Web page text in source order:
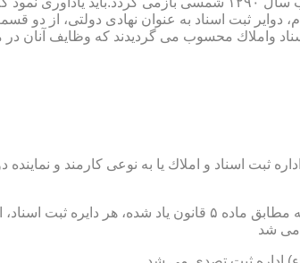
كه وظایف آنان در ماده ۴۷ قانون مرقوم،اینچنین تبیین
ثبت اسناد و املاك یا به نوعی كارمند و